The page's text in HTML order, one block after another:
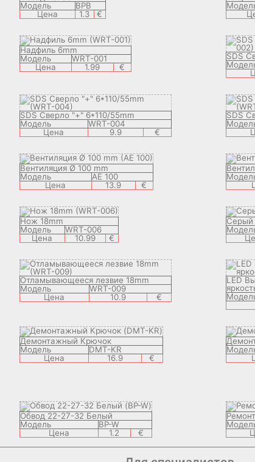
Модель
BPB
Цена
1.3 €
Надфиль 6mm
Модель
WRT-001
Цена
1.99 €
SDS
SDS Сверло "+" 6*110/55mm
Модель
WRT-004
Цена
9.9 €
SDS
Вентиляция Ø 100 mm
Модель
AE 100
Цена
13.9 €
Нож 18mm
Модель
WRT-006
Цена
10.99 €
Серый
Отламывающееся лезвие 18mm
Модель
WRT-009
Цена
10.9 €
LED
Демонтажный Крючок
Модель
DMT-KR
Цена
16.9 €
Обвод 22-27-32 Белый
Модель
BP-W
Цена
1.2 €